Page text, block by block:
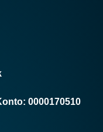
0000170510